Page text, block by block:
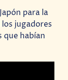
para la
los jugadores
que habían